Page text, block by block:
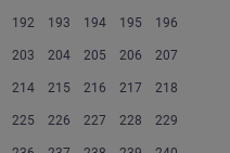
192 193 194 195 196
203 204 205 206 207
214 215 216 217 218
225 226 227 228 229